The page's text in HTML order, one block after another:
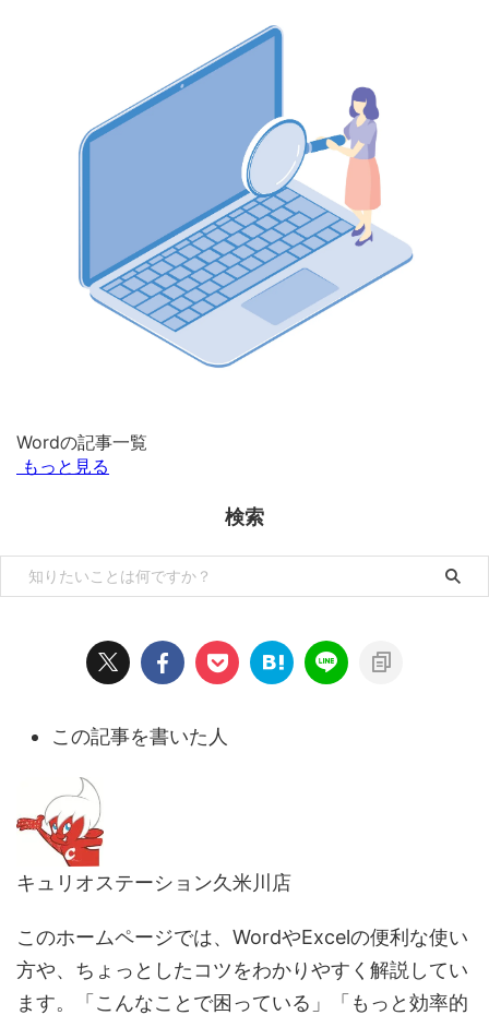
Wordの記事一覧
もっと見る
検索
この記事を書いた人
キュリオステーション久米川店
このホームページでは、WordやExcelの便利な使い
方や、ちょっとしたコツをわかりやすく解説してい
ます。「こんなことで困っている」「もっと効率的